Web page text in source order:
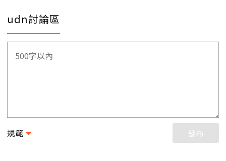
udn討論區
規範 發布